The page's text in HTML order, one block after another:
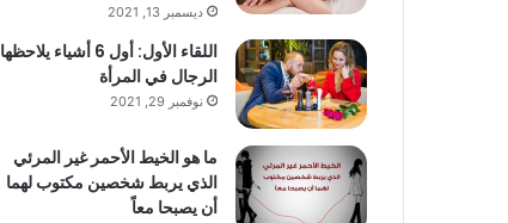
ديسمبر 13, 2021
اللقاء الأول: أول 6 أشياء يلاحظها
الرجال في المرأة
نوفمبر 29, 2021
ما هو الخيط الأحمر غير المرئي
الذي يربط شخصين مكتوب لهما
أن يصبحا معاً